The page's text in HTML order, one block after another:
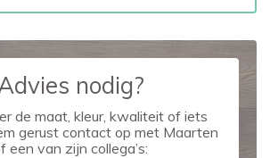
nodig?
de maat, kleur, kwaliteit of iets
gerust contact op met Maarten
een van zijn collega’s: